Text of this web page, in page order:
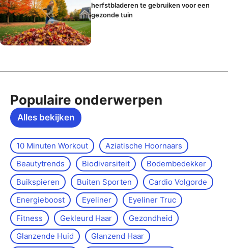
herfstbladeren te gebruiken voor een
gezonde tuin
Populaire onderwerpen
Alles bekijken
10 Minuten Workout
Aziatische Hoornaars
Beautytrends
Biodiversiteit
Bodembedekker
Buikspieren
Buiten Sporten
Cardio Volgorde
Energieboost
Eyeliner
Eyeliner Truc
Fitness
Gekleurd Haar
Gezondheid
Glanzende Huid
Glanzend Haar